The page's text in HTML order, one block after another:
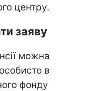
центру.
заяву
можна
в
фонду